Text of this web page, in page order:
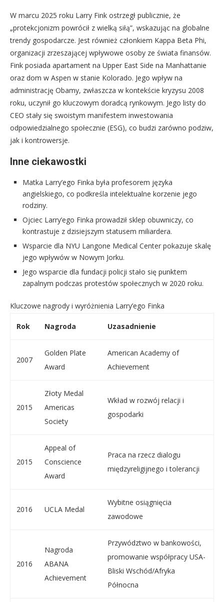
W marcu 2025 roku Larry Fink ostrzegł publicznie, że
„protekcjonizm powrócił z wielką siłą”, wskazując na globalne
trendy gospodarcze. Jest również członkiem Kappa Beta Phi,
organizacji zrzeszającej wpływowe osoby ze świata finansów.
Fink posiada apartament na Upper East Side na Manhattanie
oraz dom w Aspen w stanie Kolorado. Jego wpływ na
administrację Obamy, zwłaszcza w kontekście kryzysu 2008
roku, uczynił go kluczowym doradcą rynkowym. Jego listy do
CEO stały się swoistym manifestem inwestowania
odpowiedzialnego społecznie (ESG), co budzi zarówno podziw,
jak i kontrowersje.
Inne ciekawostki
Matka Larry’ego Finka była profesorem języka
angielskiego, co podkreśla intelektualne korzenie jego
rodziny.
Ojciec Larry’ego Finka prowadził sklep obuwniczy, co
kontrastuje z dzisiejszym statusem miliardera.
Wsparcie dla NYU Langone Medical Center pokazuje skalę
jego wpływów w Nowym Jorku.
Jego wsparcie dla fundacji policji stało się punktem
zapalnym podczas protestów społecznych w 2020 roku.
Kluczowe nagrody i wyróżnienia Larry’ego Finka
Rok Nagroda Uzasadnienie
2007
Golden Plate
Award
American Academy of
Achievement
2015
Złoty Medal
Americas
Society
Wkład w rozwój relacji i
gospodarki
2015
Appeal of
Conscience
Award
Praca na rzecz dialogu
międzyreligijnego i tolerancji
2016 UCLA Medal
Wybitne osiągnięcia
zawodowe
2016
Nagroda
ABANA
Achievement
Przywództwo w bankowości,
promowanie współpracy USA-
Bliski Wschód/Afryka
Północna